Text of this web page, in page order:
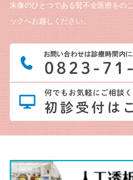
末像のひとつである腎不全医療をの
ックへお越しください。